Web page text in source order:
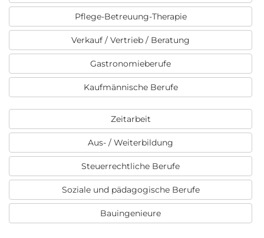
Pflege-Betreuung-Therapie
Verkauf / Vertrieb / Beratung
Gastronomieberufe
Kaufmännische Berufe
Zeitarbeit
Aus- / Weiterbildung
Steuerrechtliche Berufe
Soziale und pädagogische Berufe
Bauingenieure